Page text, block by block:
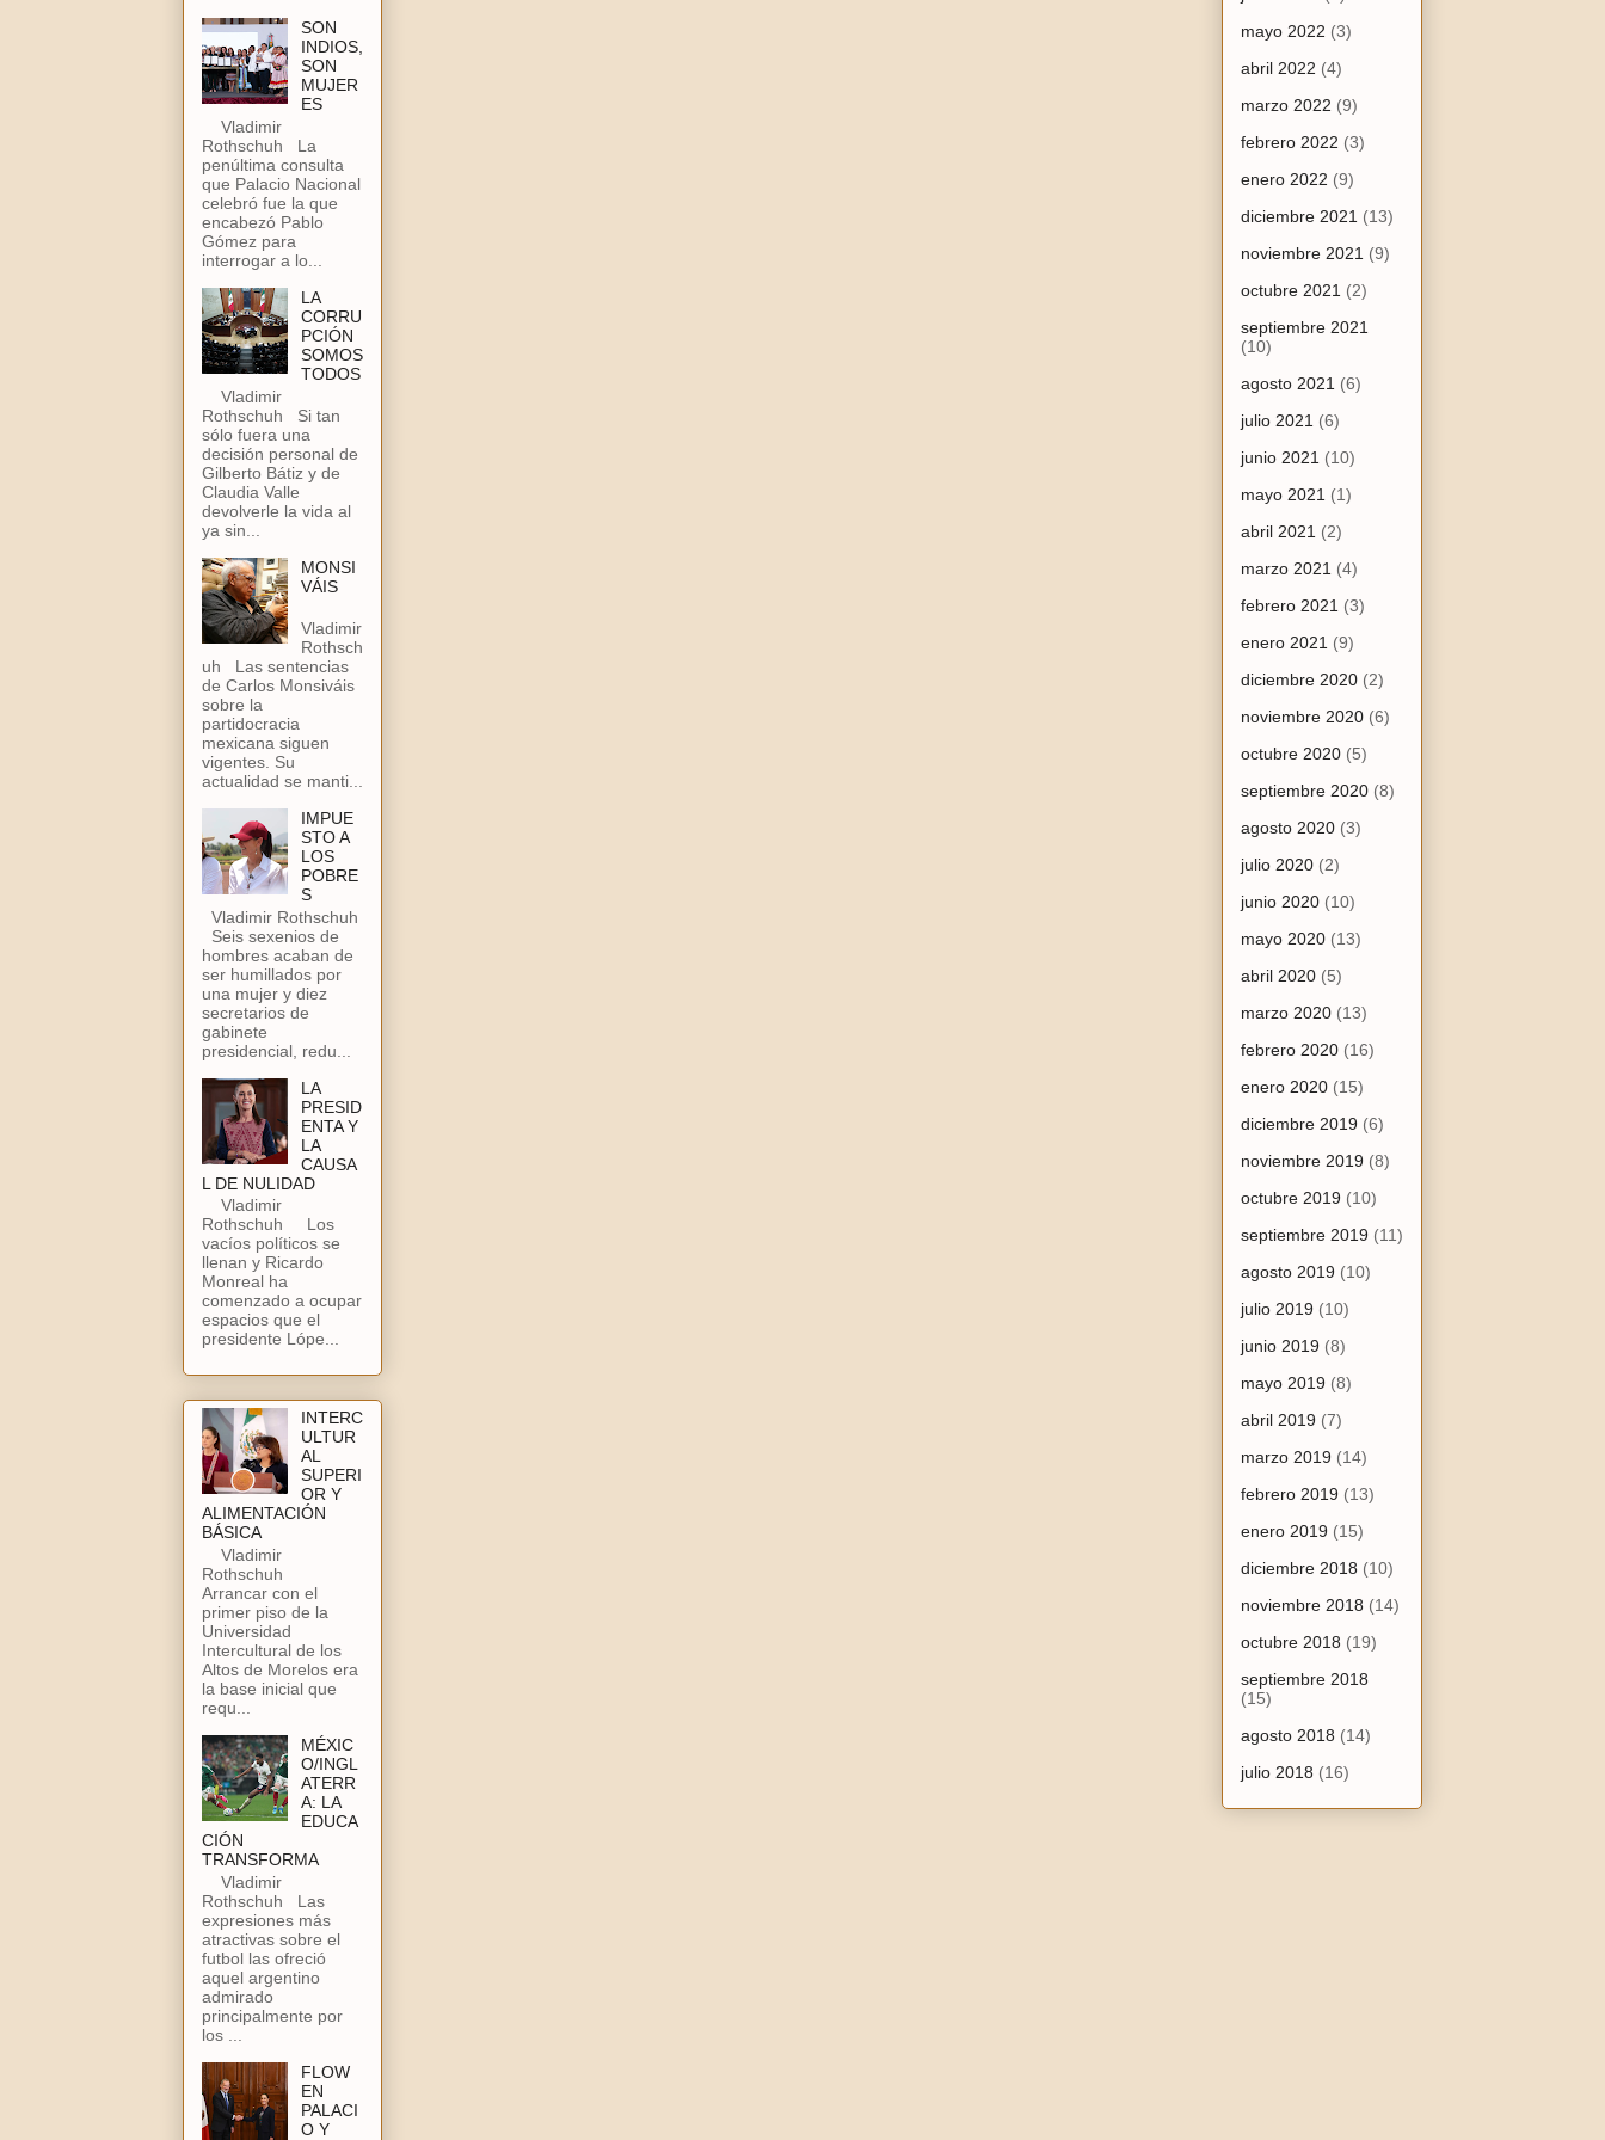
SON
INDIOS,
SON
MUJER
ES
Vladimir
Rothschuh La
penúltima consulta
que Palacio Nacional
celebró fue la que
encabezó Pablo
Gómez para
interrogar a lo...
LA
CORRU
PCIÓN
SOMOS
TODOS
Vladimir
Rothschuh Si tan
sólo fuera una
decisión personal de
Gilberto Bátiz y de
Claudia Valle
devolverle la vida al
ya sin...
MONSI
VÁIS
Vladimir
Rothsch
uh Las sentencias
de Carlos Monsiváis
sobre la
partidocracia
mexicana siguen
vigentes. Su
actualidad se manti...
IMPUE
STO A
LOS
POBRE
S
Vladimir Rothschuh
Seis sexenios de
hombres acaban de
ser humillados por
una mujer y diez
secretarios de
gabinete
presidencial, redu...
LA
PRESID
ENTA Y
LA
CAUSA
L DE NULIDAD
Vladimir
Rothschuh Los
vacíos políticos se
llenan y Ricardo
Monreal ha
comenzado a ocupar
espacios que el
presidente Lópe...
INTERC
ULTUR
AL
SUPERI
OR Y
ALIMENTACIÓN
BÁSICA
Vladimir
Rothschuh
Arrancar con el
primer piso de la
Universidad
Intercultural de los
Altos de Morelos era
la base inicial que
requ...
MÉXIC
O/INGL
ATERR
A: LA
EDUCA
CIÓN
TRANSFORMA
Vladimir
Rothschuh Las
expresiones más
atractivas sobre el
futbol las ofreció
aquel argentino
admirado
principalmente por
los ...
FLOW
EN
PALACI
O Y
mayo 2022 (3)
abril 2022 (4)
marzo 2022 (9)
febrero 2022 (3)
enero 2022 (9)
diciembre 2021 (13)
noviembre 2021 (9)
octubre 2021 (2)
septiembre 2021
(10)
agosto 2021 (6)
julio 2021 (6)
junio 2021 (10)
mayo 2021 (1)
abril 2021 (2)
marzo 2021 (4)
febrero 2021 (3)
enero 2021 (9)
diciembre 2020 (2)
noviembre 2020 (6)
octubre 2020 (5)
septiembre 2020 (8)
agosto 2020 (3)
julio 2020 (2)
junio 2020 (10)
mayo 2020 (13)
abril 2020 (5)
marzo 2020 (13)
febrero 2020 (16)
enero 2020 (15)
diciembre 2019 (6)
noviembre 2019 (8)
octubre 2019 (10)
septiembre 2019 (11)
agosto 2019 (10)
julio 2019 (10)
junio 2019 (8)
mayo 2019 (8)
abril 2019 (7)
marzo 2019 (14)
febrero 2019 (13)
enero 2019 (15)
diciembre 2018 (10)
noviembre 2018 (14)
octubre 2018 (19)
septiembre 2018
(15)
agosto 2018 (14)
julio 2018 (16)